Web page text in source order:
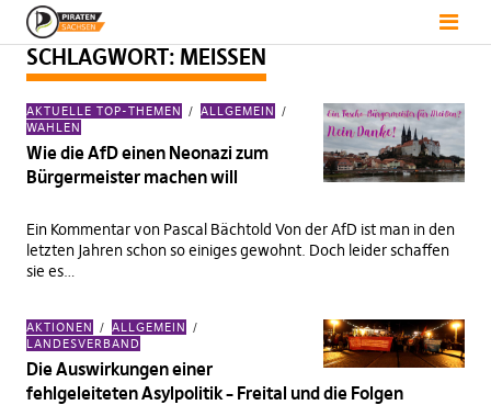
SCHLAGWORT: MEISSEN
AKTUELLE TOP-THEMEN
ALLGEMEIN
WAHLEN
Wie die AfD einen Neonazi zum
Bürgermeister machen will
Ein Kommentar von Pascal Bächtold Von der AfD ist man in den
letzten Jahren schon so einiges gewohnt. Doch leider schaffen
sie es…
AKTIONEN
ALLGEMEIN
LANDESVERBAND
Die Auswirkungen einer
fehlgeleiteten Asylpolitik – Freital und die Folgen